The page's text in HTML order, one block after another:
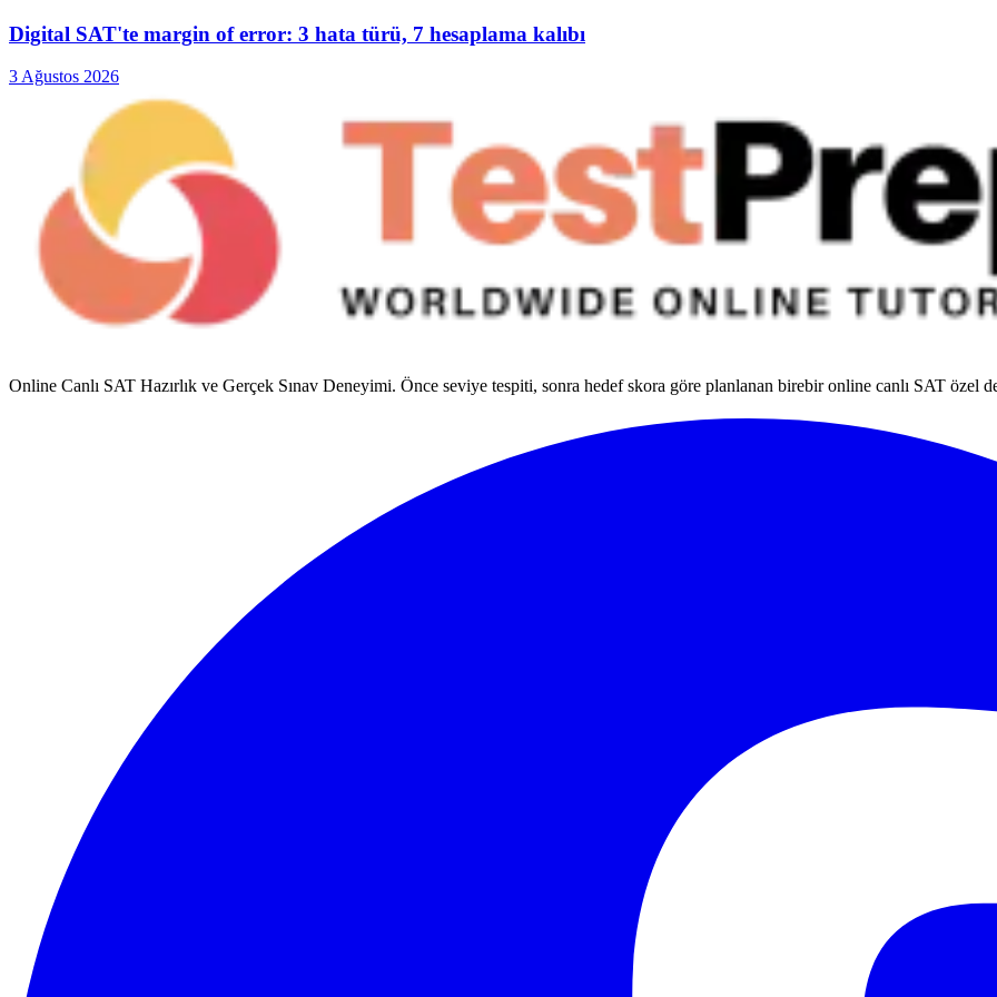
Digital SAT'te margin of error: 3 hata türü, 7 hesaplama kalıbı
3 Ağustos 2026
Online Canlı SAT Hazırlık ve Gerçek Sınav Deneyimi. Önce seviye tespiti, sonra hedef skora göre planlanan birebir online canlı SAT özel